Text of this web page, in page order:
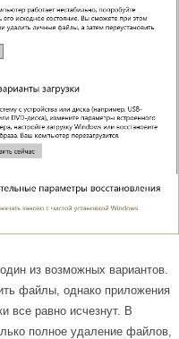
из возможных вариантов.
файлы, однако приложения
все равно исчезнут. В
полное удаление файлов,